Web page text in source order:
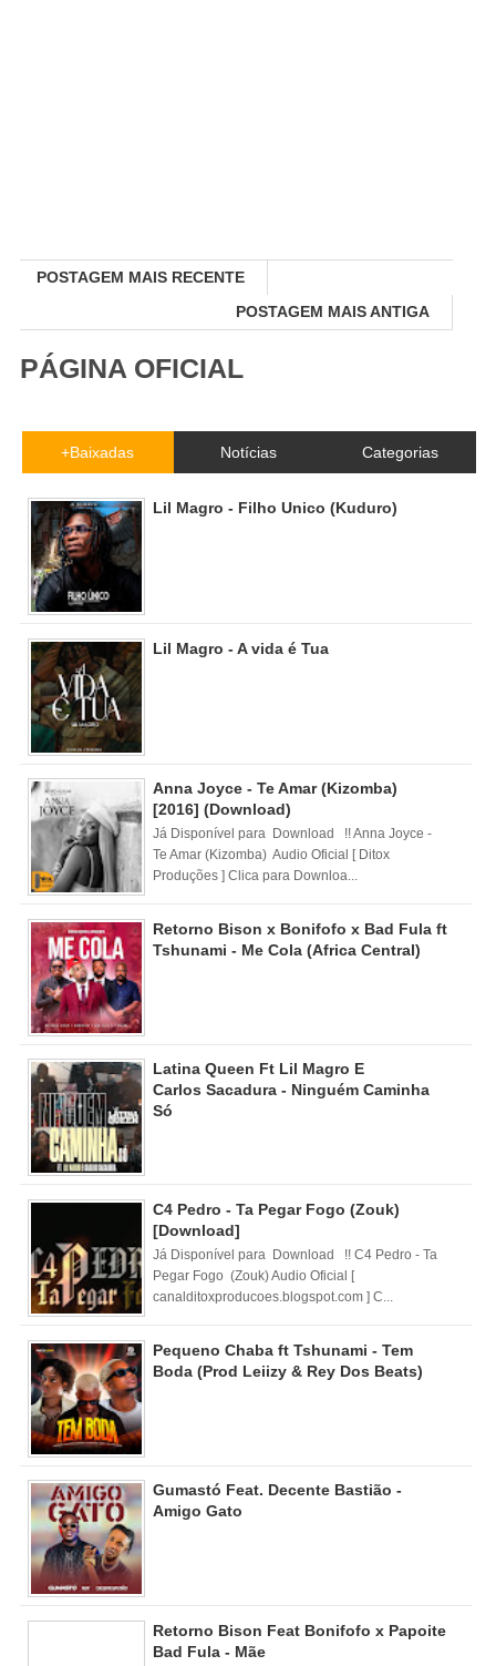
POSTAGEM MAIS RECENTE
POSTAGEM MAIS ANTIGA
PÁGINA OFICIAL
+Baixadas Notícias Categorias
Lil Magro - Filho Unico (Kuduro)
Lil Magro - A vida é Tua
Anna Joyce - Te Amar (Kizomba)
[2016] (Download)
Já Disponível para Download !! Anna Joyce -
Te Amar (Kizomba) Audio Oficial [ Ditox
Produções ] Clica para Downloa...
Retorno Bison x Bonifofo x Bad Fula ft
Tshunami - Me Cola (Africa Central)
Latina Queen Ft Lil Magro E
Carlos Sacadura - Ninguém Caminha
Só
C4 Pedro - Ta Pegar Fogo (Zouk)
[Download]
Já Disponível para Download !! C4 Pedro - Ta
Pegar Fogo (Zouk) Audio Oficial [
canalditoxproducoes.blogspot.com ] C...
Pequeno Chaba ft Tshunami - Tem
Boda (Prod Leiizy & Rey Dos Beats)
Gumastó Feat. Decente Bastião -
Amigo Gato
Retorno Bison Feat Bonifofo x Papoite
Bad Fula - Mãe